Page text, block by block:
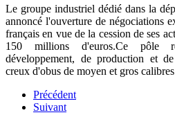
Le groupe industriel dédié dans la
annoncé l'ouverture de négociations
français en vue de la cession de ses
150 millions d'euros.Ce pôle
développement, de production et
creux d'obus de moyen et gros
Précédent
Suivant